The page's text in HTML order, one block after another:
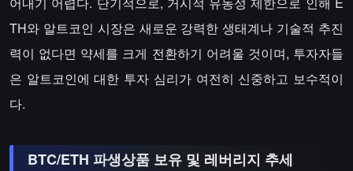
TH와 알트코인 시장은 새로운 강력한 생태계나 기술적 추진
력이 없다면 약세를 크게 전환하기 어려울 것이며, 투자자들
은 알트코인에 대한 투자 심리가 여전히 신중하고 보수적이
다.
BTC/ETH 파생상품 보유 및 레버리지 추세